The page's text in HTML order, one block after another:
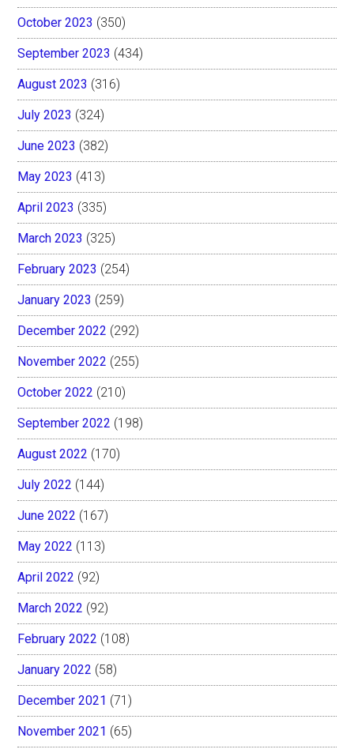
October 2023 (350)
September 2023 (434)
August 2023 (316)
July 2023 (324)
June 2023 (382)
May 2023 (413)
April 2023 (335)
March 2023 (325)
February 2023 (254)
January 2023 (259)
December 2022 (292)
November 2022 (255)
October 2022 (210)
September 2022 (198)
August 2022 (170)
July 2022 (144)
June 2022 (167)
May 2022 (113)
April 2022 (92)
March 2022 (92)
February 2022 (108)
January 2022 (58)
December 2021 (71)
November 2021 (65)